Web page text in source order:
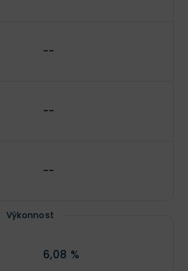
--
--
--
Výkonnost
6,08 %